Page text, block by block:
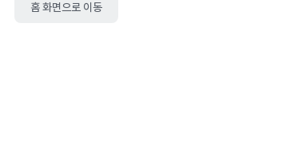
홈 화면으로 이동